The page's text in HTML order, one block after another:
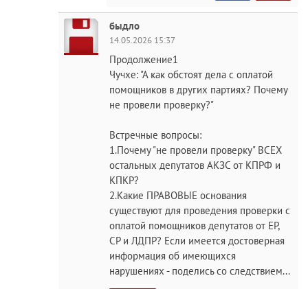
быдло
14.05.2026 15:37
Продолжение1
Чучхе: "А как обстоят дела с оплатой
помощников в других партиях? Почему
не провели проверку?"
Встречные вопросы:
1.Почему "не провели проверку" ВСЕХ
остальных депутатов АКЗС от КПРФ и
КПКР?
2.Какие ПРАВОВЫЕ основания
существуют для проведения проверки с
оплатой помощников депутатов от ЕР,
СР и ЛДПР? Если имеется достоверная
информация об имеющихся
нарушениях - поделись со следствием...